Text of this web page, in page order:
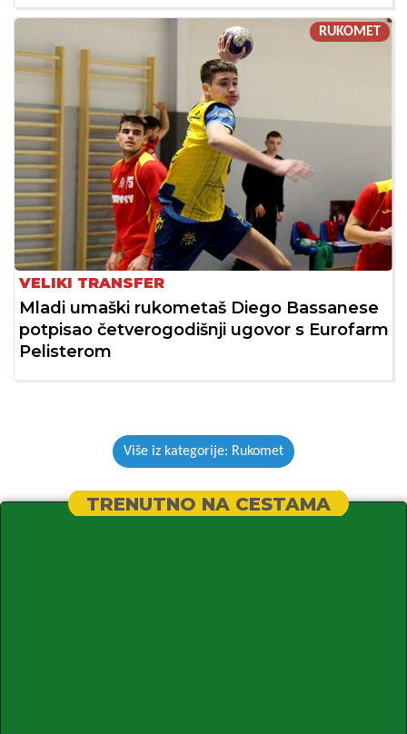
RUKOMET
VELIKI TRANSFER
Mladi umaški rukometaš Diego Bassanese
potpisao četverogodišnji ugovor s Eurofarm
Pelisterom
Više iz kategorije: Rukomet
TRENUTNO NA CESTAMA